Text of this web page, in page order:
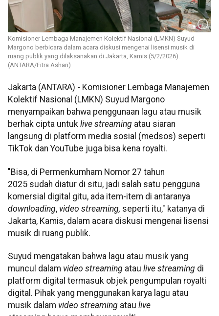
Komisioner Lembaga Manajemen Kolektif Nasional (LMKN) Suyud
Margono berbicara dalam acara diskusi mengenai lisensi musik di
ruang publik yang dilaksanakan di Jakarta, Kamis (5/2/2026).
(ANTARA/Fitra Ashari)
Jakarta (ANTARA) - Komisioner Lembaga Manajemen
Kolektif Nasional (LMKN) Suyud Margono
menyampaikan bahwa penggunaan lagu atau musik
berhak cipta untuk live streaming atau siaran
langsung di platform media sosial (medsos) seperti
TikTok dan YouTube juga bisa kena royalti.
"Bisa, di Permenkumham Nomor 27 tahun
2025 sudah diatur di situ, jadi salah satu pengguna
komersial digital gitu, ada item-item di antaranya
downloading, video streaming, seperti itu," katanya di
Jakarta, Kamis, dalam acara diskusi mengenai lisensi
musik di ruang publik.
Suyud mengatakan bahwa lagu atau musik yang
muncul dalam video streaming atau live streaming di
platform digital termasuk objek pengumpulan royalti
digital. Pihak yang menggunakan karya lagu atau
musik dalam video streaming atau live